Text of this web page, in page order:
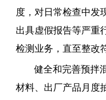
度，对日常检查中发
出具虚假报告等严重
检测业务，直至整改
健全和完善预拌
材料、出厂产品月度